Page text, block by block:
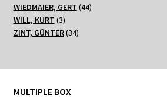
Produkte
WIEDMAIER, GERT 4444
WILL, KURT 33
Produkte
ZINT, GÜNTER 3434
MULTIPLE BOX